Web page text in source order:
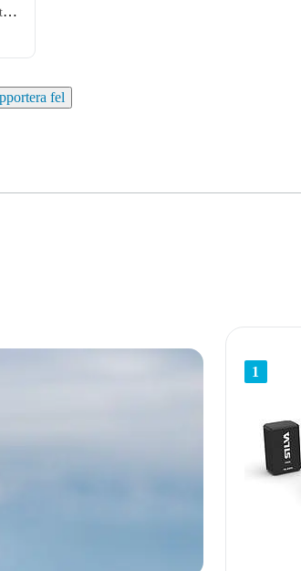
400 lm, 148 h, Laddningsbart batteri (medf./inbyggt)
fel
1